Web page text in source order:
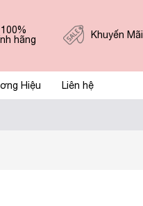
hãng
Khuyến Mãi
Hiệu Liên hệ